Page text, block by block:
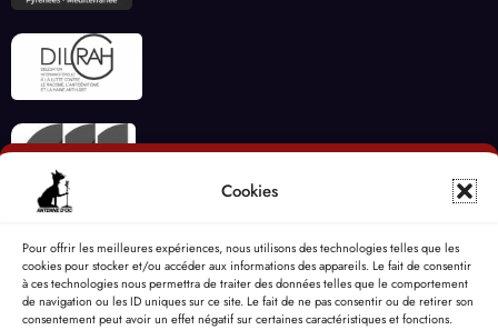
Cookies
Pour offrir les meilleures expériences, nous utilisons des technologies telles que les
cookies pour stocker et/ou accéder aux informations des appareils. Le fait de consentir
à ces technologies nous permettra de traiter des données telles que le comportement
de navigation ou les ID uniques sur ce site. Le fait de ne pas consentir ou de retirer son
consentement peut avoir un effet négatif sur certaines caractéristiques et fonctions.